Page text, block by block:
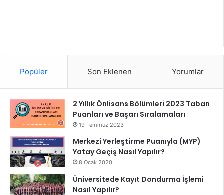
Popüler Son Eklenen Yorumlar
2 Yıllık Önlisans Bölümleri 2023 Taban
Puanları ve Başarı Sıralamaları
19 Temmuz 2023
Merkezi Yerleştirme Puanıyla (MYP)
Yatay Geçiş Nasıl Yapılır?
8 Ocak 2020
Üniversitede Kayıt Dondurma İşlemi
Nasıl Yapılır?